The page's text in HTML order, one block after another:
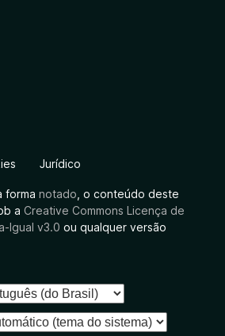
Jurídico
forma notado , o conteúdo deste
a Creative Commons Licença de
Igual v3.0 ou qualquer versão